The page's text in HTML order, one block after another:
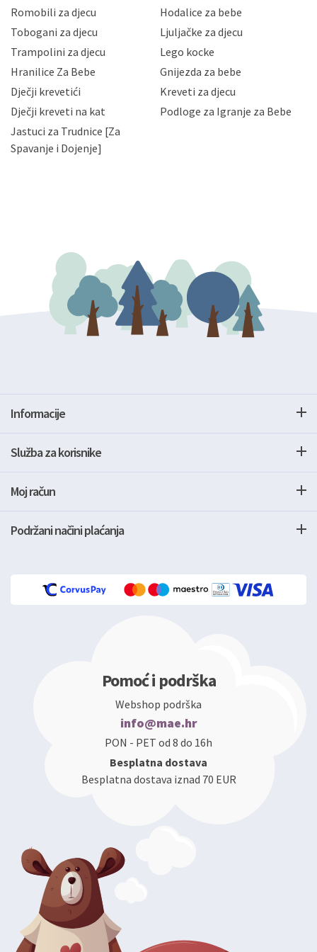
korisnika i posjetitelja web stranica, čuva povjerljivost
priopćavanje osobnih podataka samo onim svojim
zaposlenicima kojima su isti potrebni radi provedbe
slučajevima koji su dozvoljeni zakonima. Napominjemo
da možete u svako doba, u potpunosti ili djelomice,
zatražiti prestanak aktivnosti obrade Vaših osobnih
podataka. Opoziv privole možete podnijeti poštom na
gore navedenu adresu ili e-mailom na adresu:
Romobili za djecu
Hodalice za bebe
Tobogani za djecu
Ljuljačke za djecu
Trampolini za djecu
Lego kocke
Hranilice Za Bebe
Gnijezda za bebe
Dječji krevetići
Kreveti za djecu
Dječji kreveti na kat
Podloge za Igranje za Bebe
Jastuci za Trudnice [Za
Spavanje i Dojenje]
Informacije
Služba za korisnike
Moj račun
Podržani načini plaćanja
Pomoć i podrška
Webshop podrška
info@mae.hr
PON - PET od 8 do 16h
Besplatna dostava
Besplatna dostava iznad 70 EUR